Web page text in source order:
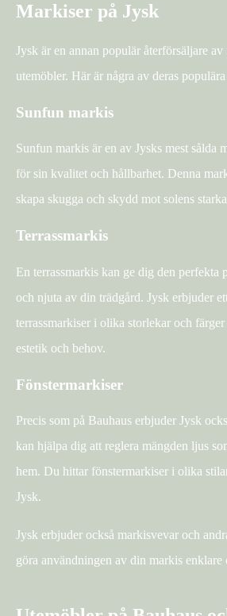
Markiser på Jysk
Jysk är en annan populär återförsäljare av
utemöbler. Här är några av deras
Sunfun markis
Sunfun markis är en av Jysks mest sålda
för sin kvalitet och hållbarhet. Denna
skapa skugga och skydd mot solens
Terrassmarkis
En terrassmarkis kan ge dig den perfekta
och njuta av din trädgård. Jysk erbjuder
terrassmarkiser i olika storlekar och
estetik och behov.
Fönstermarkiser
Precis som på Bauhaus erbjuder Jysk
kan hjälpa dig att reglera mängden ljus
hem. Du hittar fönstermarkiser i olika
Jysk.
Jysk erbjuder också markisvevar och
göra användningen av din markis enklare